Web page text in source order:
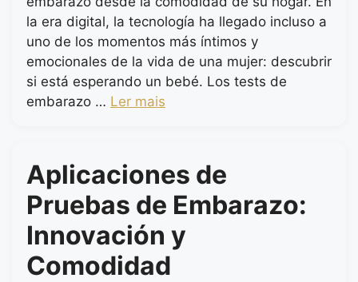
la era digital, la tecnología ha llegado incluso a
uno de los momentos más íntimos y
emocionales de la vida de una mujer: descubrir
si está esperando un bebé. Los tests de
embarazo … Ler mais
Aplicaciones de
Pruebas de Embarazo:
Innovación y
Comodidad